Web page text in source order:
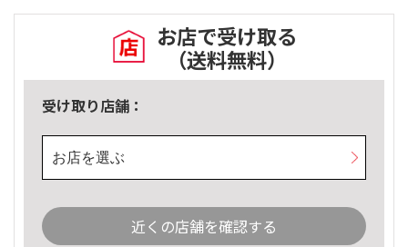
お店で受け取る
（送料無料）
受け取り店舗：
お店を選ぶ
近くの店舗を確認する